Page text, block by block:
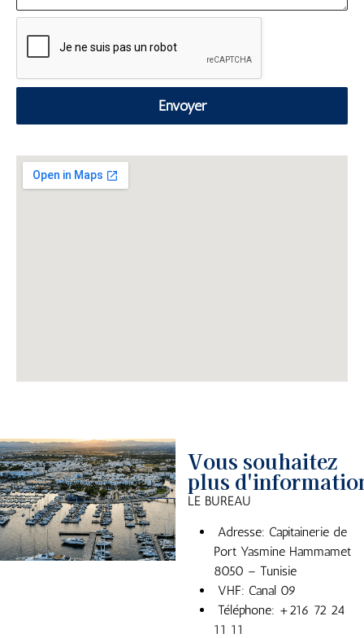
Envoyer
Vous souhaitez
plus
LE BUREAU
Adresse: Capitainerie de
Port Yasmine Hammamet
8050 – Tunisie
VHF: Canal 09
Téléphone: +216 72 24
11 11